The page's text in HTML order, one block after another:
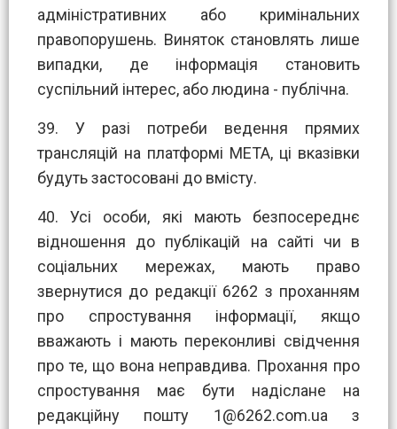
адміністративних або кримінальних
правопорушень. Виняток становлять лише
випадки, де інформація становить
суспільний інтерес, або людина - публічна.
39. У разі потреби ведення прямих
трансляцій на платформі МЕТА, ці вказівки
будуть застосовані до вмісту.
40. Усі особи, які мають безпосереднє
відношення до публікацій на сайті чи в
соціальних мережах, мають право
звернутися до редакції 6262 з проханням
про спростування інформації, якщо
вважають і мають переконливі свідчення
про те, що вона неправдива. Прохання про
спростування має бути надіслане на
редакційну пошту 1@6262.com.ua з